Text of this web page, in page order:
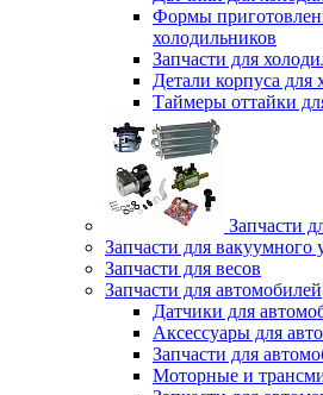
Формы
холодильников
Запчасти для
Детали корпуса для
Таймеры оттайки
Запчасти
Запчасти для вакуумного
Запчасти для весов
Запчасти для автомобилей
Датчики для
Аксессуары для
Запчасти для
Моторные и